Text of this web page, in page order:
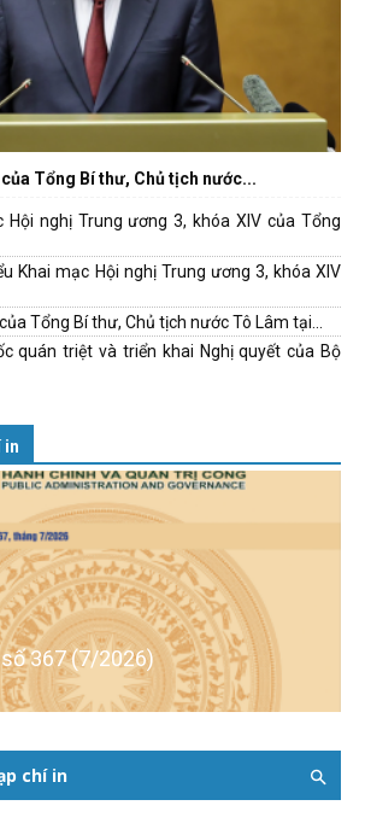
Tổng Bí thư, Chủ tịch nước...
Hội nghị Trung ương 3, khóa XIV của Tổng
Khai mạc Hội nghị Trung ương 3, khóa XIV
Tổng Bí thư, Chủ tịch nước Tô Lâm tại...
quán triệt và triển khai Nghị quyết của Bộ
in
367 (7/2026)
chí in